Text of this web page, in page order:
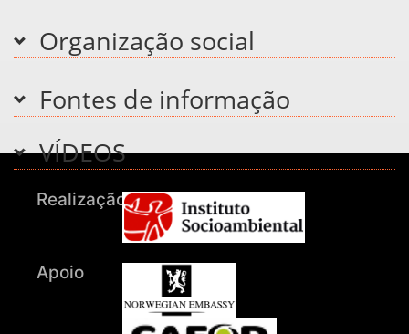
Organização social
Fontes de informação
VÍDEOS